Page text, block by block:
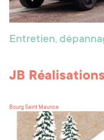
Entretien,
JB Réalisations
Bourg Saint Maurice